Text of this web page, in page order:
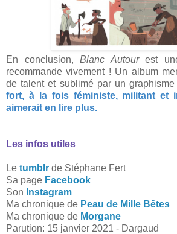
En conclusion,Blanc Autourest
recommande vivement ! Un album
de talent et sublimé par un graphisme
fort, à la fois féministe, militant et
aimerait en lire plus.
Les infos utiles
Le tumblr de Stéphane Fert
Sa page Facebook
Son Instagram
Ma chronique de Peau de Mille Bêtes
Ma chronique de Morgane
Parution: 15 janvier 2021 - Dargaud